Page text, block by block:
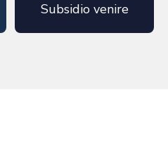
Subsidio venire